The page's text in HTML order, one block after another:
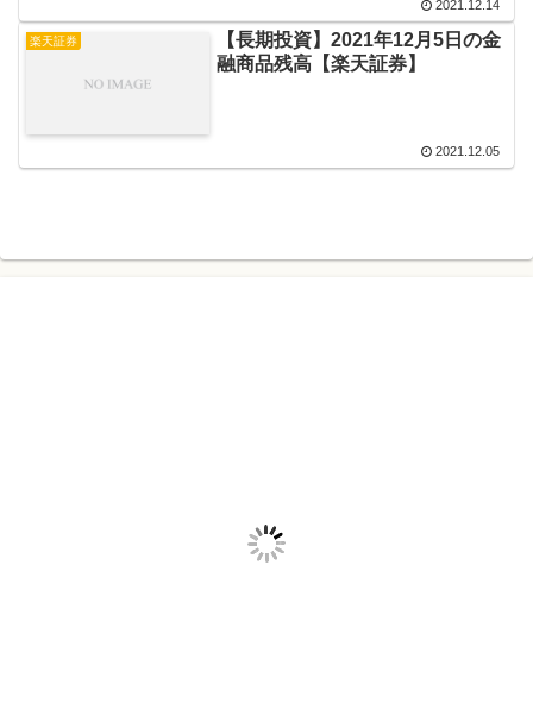
2021.12.14
楽天証券
【長期投資】2021年12月5日の金
融商品残高【楽天証券】
2021.12.05